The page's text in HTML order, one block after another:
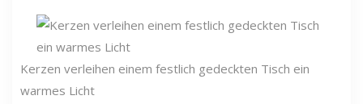
Kerzen verleihen einem festlich gedeckten Tisch ein
warmes Licht